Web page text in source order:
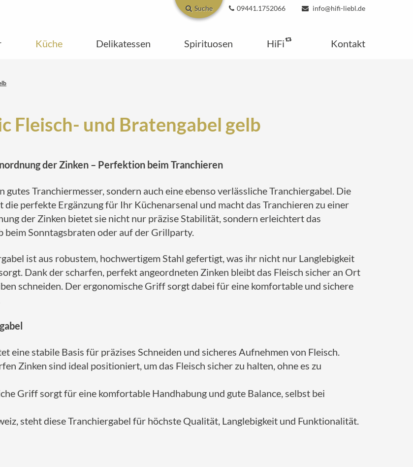
Suche 09441.1752066 info@hifi-liebl.de
Küche Delikatessen Spirituosen HiFi Kontakt
Fleisch- und Bratengabel gelb
der Zinken – Perfektion beim Tranchieren
Tranchiermesser, sondern auch eine ebenso verlässliche Tranchiergabel. Die
perfekte Ergänzung für Ihr Küchenarsenal und macht das Tranchieren zu einer
der Zinken bietet sie nicht nur präzise Stabilität, sondern erleichtert das
beim Sonntagsbraten oder auf der Grillparty.
ist aus robustem, hochwertigem Stahl gefertigt, was ihr nicht nur Langlebigkeit
Dank der scharfen, perfekt angeordneten Zinken bleibt das Fleisch sicher an Ort
schneiden. Der ergonomische Griff sorgt dabei für eine komfortable und sichere
eine stabile Basis für präzises Schneiden und sicheres Aufnehmen von Fleisch.
Zinken sind ideal positioniert, um das Fleisch sicher zu halten, ohne es zu
Griff sorgt für eine komfortable Handhabung und gute Balance, selbst bei
steht diese Tranchiergabel für höchste Qualität, Langlebigkeit und Funktionalität.